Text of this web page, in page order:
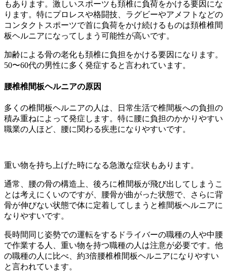
もあります。激しいスポーツも頚椎に負荷をかける要因にな
ります。特にプロレスや格闘技、ラグビーやアメフトなどの
コンタクトスポーツで首に負荷をかけ続けるものは頚椎椎間
板ヘルニアになってしまう可能性が高いです。
加齢による骨の老化も頚椎に負担をかける要因になります。
50〜60代の男性に多く発症すると言われています。
腰椎椎間板ヘルニアの原因
多くの椎間板ヘルニアの人は、日常生活で椎間板への負担の
積み重ねによって発症します。特に腰に負担のかかりやすい
職業の人ほど、腰に関わる疾患になりやすいです。
重い物を持ち上げた時になる急激な症状もあります。
通常、腰の骨の構造上、後ろに椎間板が飛び出してしまうこ
とは考えにくいのですが、腰骨が曲がった状態で、さらに背
骨が伸びない状態で体に定着してしまうと椎間板ヘルニアに
なりやすいです。
長時間同じ姿勢での運転をするドライバーの職種の人や中腰
で作業する人、重い物を持つ職種の人は注意が必要です。他
の職種の人に比べ、約3倍腰椎椎間板ヘルニアになりやすい
と言われています。